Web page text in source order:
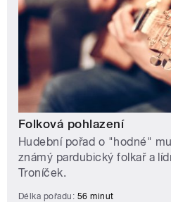
Folková pohlazení
Hudební pořad o "hodné"
známý pardubický folkař a
Troníček.
Délka pořadu: 56 minut